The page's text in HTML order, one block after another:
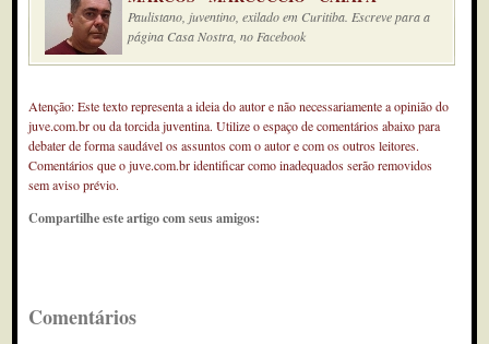
Paulistano, juventino, exilado em Curitiba. Escreve para a
página Casa Nostra, no Facebook
Atenção: Este texto representa a ideia do autor e não necessariamente a opinião do
juve.com.br ou da torcida juventina. Utilize o espaço de comentários abaixo para
debater de forma saudável os assuntos com o autor e com os outros leitores.
Comentários que o juve.com.br identificar como inadequados serão removidos
sem aviso prévio.
Compartilhe este artigo com seus amigos:
Comentários